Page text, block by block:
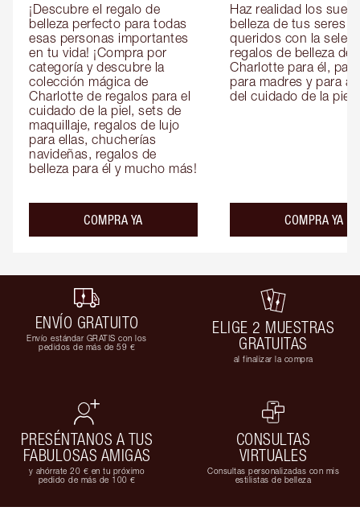
¡Descubre el regalo de
belleza perfecto para todas
esas personas importantes
en tu vida! ¡Compra por
categoría y descubre la
colección mágica de
Charlotte de regalos para el
cuidado de la piel, sets de
maquillaje, regalos de lujo
para ellas, chucherías
navideñas, regalos de
belleza para él y mucho más!
COMPRA YA
Haz realidad los
belleza de tus seres
queridos con la
regalos de belleza de
Charlotte para él,
para madres y para
del cuidado de la piel.
COMPRA YA
ENVÍO GRATUITO
Envío estándar GRATIS con los
pedidos de más de 59 €
ELIGE 2 MUESTRAS
GRATUITAS
al finalizar la compra
PRESÉNTANOS A TUS
FABULOSAS AMIGAS
y ahórrate 20 € en tu próximo
pedido de más de 100 €
CONSULTAS
VIRTUALES
Consultas personalizadas con mis
estilistas de belleza